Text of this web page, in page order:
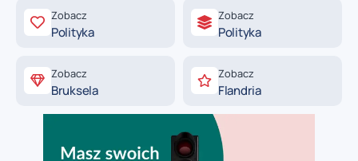
Zobacz
Polityka
Zobacz
Polityka
Zobacz
Bruksela
Zobacz
Flandria